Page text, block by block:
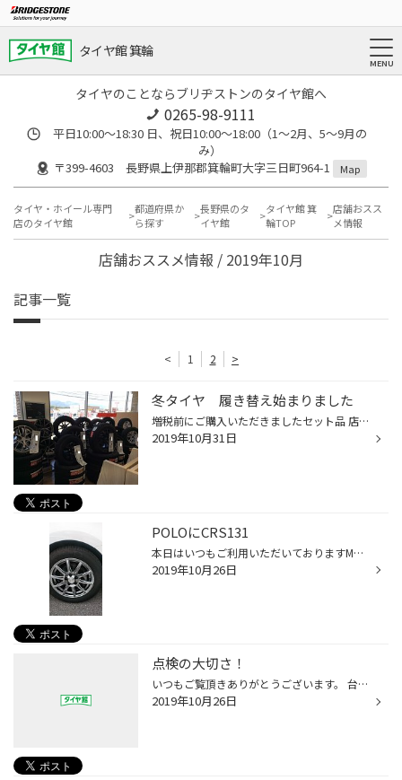
タイヤ館 箕輪
タイヤのことならブリヂストンのタイヤ館へ
0265-98-9111
平日10:00～18:30 日、祝日10:00～18:00（1～2月、5～9月の
み）
〒399-4603 長野県上伊那郡箕輪町大字三日町964-1
Map
タイヤ・ホイール専門
店のタイヤ館
都道府県か
ら探す
長野県のタ
イヤ館
タイヤ館 箕
輪TOP
店舗おスス
メ情報
店舗おススメ情報 / 2019年10月
記事一覧
< 1 2 >
冬タイヤ 履き替え始まりました
増税前にご購入いただきましたセット品 店内から徐々に減ってきました 早期履き替えしていただきましたお客様 ありがとうございます ※当店でも店長の自家用車(レクサス)履き替え済です10/31
2019年10月31日
POLOにCRS131
本日はいつもご利用いただいておりますM様のVW POLOにアルミホイール、スタッドレスをご購入頂きまし た(^^)/ 夏タイヤにアルミ、純正ホイールにスタッドレス。入替8本＆アライメント施工調整のプラン エコフォルムCRS131 HDSカラー 高級感あってかっこいいですね！！ 国産のホイールがら輸入車のア...
2019年10月26日
点検の大切さ！
いつもご覧頂きありがとうございます。 台風が被害を及ぼしている長野県ですが自然には、やはり逆らえずまだまだ雨模様が続いています。 私の通勤路に有る権兵衛峠も橋桁が雨水による浸食で通行止めとなってしまいました。 10月20日からの通行止めでしたがその時はまだ浸食されているだけでしたが一...
2019年10月26日